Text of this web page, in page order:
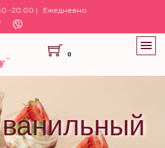
-20.00 | Ежедневно
0